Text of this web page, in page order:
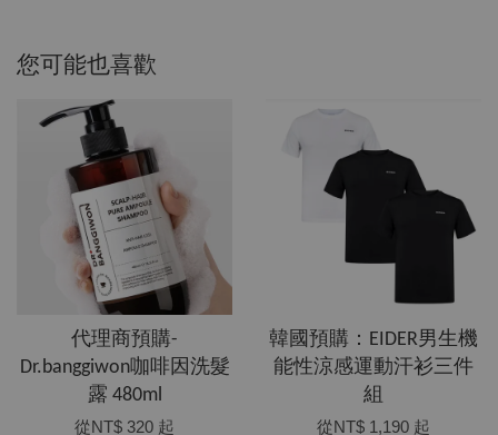
您可能也喜歡
代理商預購-
Dr.banggiwon咖啡因洗髮
露 480ml
從NT$ 320 起
韓國預購：EIDER男生機
能性涼感運動汗衫三件
組
從NT$ 1,190 起